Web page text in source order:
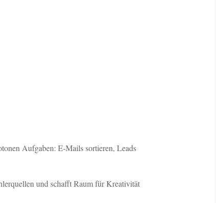
Aufgaben: E-Mails sortieren, Leads
und schafft Raum für Kreativität